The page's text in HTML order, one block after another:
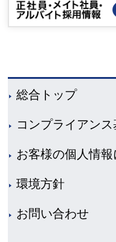
総合トップ
コンプライアン
お客様の個人情
環境方針
お問い合わせ